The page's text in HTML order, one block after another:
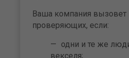
Ваша компания вызовет
проверяющих, если:
одни и те же
векселя;